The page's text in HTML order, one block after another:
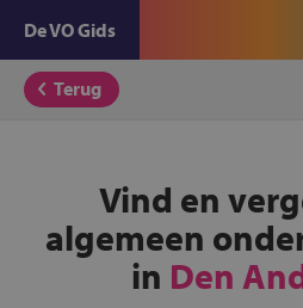
De VO Gids
Terug
Vind en
algemeen
in Den